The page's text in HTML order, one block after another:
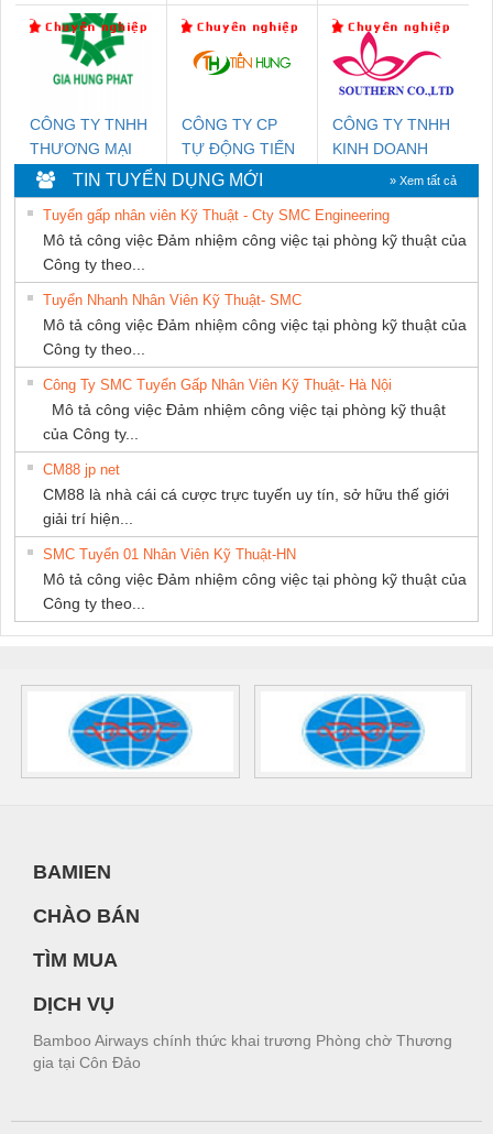
THIÊN ÂN VIỆT
NAM
THƯỢNG ĐÌNH
SUPPLY
CÔNG TY TNHH
THƯƠNG MẠI
DỊCH VỤ KỸ
THUẬT ĐIỆN CƠ
GIA HƯNG PHÁT
CÔNG TY CP
TỰ ĐỘNG TIẾN
HƯNG
CÔNG TY TNHH
KINH DOANH
DỊCH VỤ XNK
PHƯƠNG NAM
TIN TUYỂN DỤNG MỚI » Xem tất cả
Tuyển gấp nhân viên Kỹ Thuật - Cty SMC Engineering
Mô tả công việc Đảm nhiệm công việc tại phòng kỹ thuật của
Công ty theo...
Tuyển Nhanh Nhân Viên Kỹ Thuật- SMC
Mô tả công việc Đảm nhiệm công việc tại phòng kỹ thuật của
Công ty theo...
Công Ty SMC Tuyển Gấp Nhân Viên Kỹ Thuật- Hà Nội
Mô tả công việc Đảm nhiệm công việc tại phòng kỹ thuật
của Công ty...
CM88 jp net
CM88 là nhà cái cá cược trực tuyến uy tín, sở hữu thế giới
giải trí hiện...
SMC Tuyển 01 Nhân Viên Kỹ Thuật-HN
Mô tả công việc Đảm nhiệm công việc tại phòng kỹ thuật của
Công ty theo...
BAMIEN
CHÀO BÁN
TÌM MUA
DỊCH VỤ
Bamboo Airways chính thức khai trương Phòng chờ Thương
gia tại Côn Đảo